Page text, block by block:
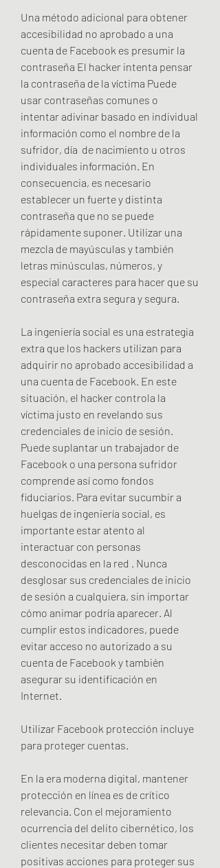
Una método adicional para obtener
accesibilidad no aprobado a una
cuenta de Facebook es presumir la
contraseña El hacker intenta pensar
la contraseña de la víctima Puede
usar contraseñas comunes o
intentar adivinar basado en individual
información como el nombre de la
sufridor, día  de nacimiento u otros
individuales información. En
consecuencia, es necesario
establecer un fuerte y distinta
contraseña que no se puede
rápidamente suponer. Utilizar una
mezcla de mayúsculas y también
letras minúsculas, números, y
especial caracteres para hacer que su
contraseña extra segura y segura.
La ingeniería social es una estrategia
extra que los hackers utilizan para
adquirir no aprobado accesibilidad a
una cuenta de Facebook. En este
situación, el hacker controla la
víctima justo en revelando sus
credenciales de inicio de sesión.
Puede suplantar un trabajador de
Facebook o una persona sufridor
comprende así como fondos
fiduciarios. Para evitar sucumbir a
huelgas de ingeniería social, es
importante estar atento al
interactuar con personas
desconocidas en la red . Nunca
desglosar sus credenciales de inicio
de sesión a cualquiera, sin importar
cómo animar podría aparecer. Al
cumplir estos indicadores, puede
evitar acceso no autorizado a su
cuenta de Facebook y también
asegurar su identificación en
Internet.
Utilizar Facebook protección incluye
para proteger cuentas.
En la era moderna digital, mantener
protección en línea es de crítico
relevancia. Con el mejoramiento
ocurrencia del delito cibernético, los
clientes necesitar deben tomar
positivas acciones para proteger sus